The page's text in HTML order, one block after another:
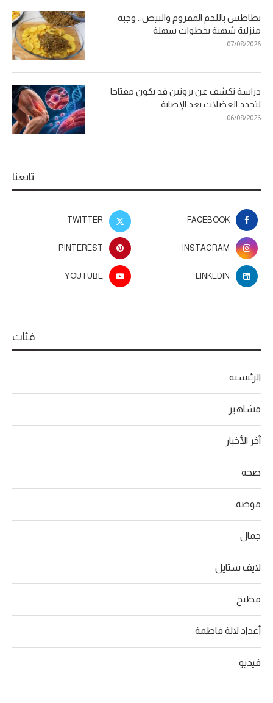
بطاطس باللحم المفروم والبيض… وجبة
منزلية شهية بخطوات سهلة
07/08/2026
دراسة تكشف عن بروتين قد يكون مفتاحا
لتجدد العضلات بعد الإصابة
06/08/2026
تابعنا
FACEBOOK
TWITTER
INSTAGRAM
PINTEREST
LINKEDIN
YOUTUBE
فئات
الرئيسية
مشاهير
آخر الأخبار
صحة
موضة
جمال
لايف ستايل
مطبخ
أعداد لالة فاطمة
فيديو